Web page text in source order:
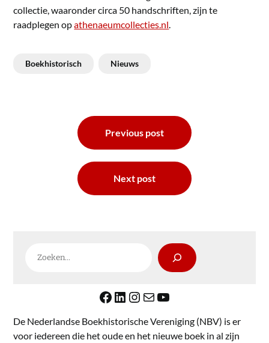
collectie, waaronder circa 50 handschriften, zijn te
raadplegen opathenaeumcollecties.nl.
Boekhistorisch Nieuws
Previous post
Next post
Facebook
LinkedIn
Instagram
E-mailYouTube
De Nederlandse Boekhistorische Vereniging (NBV) is er
voor iedereen die het oude en het nieuwe boek in al zijn